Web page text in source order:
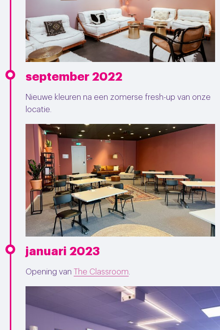
september 2022
Nieuwe kleuren na een zomerse fresh-up van onze
locatie.
januari 2023
Opening van The Classroom